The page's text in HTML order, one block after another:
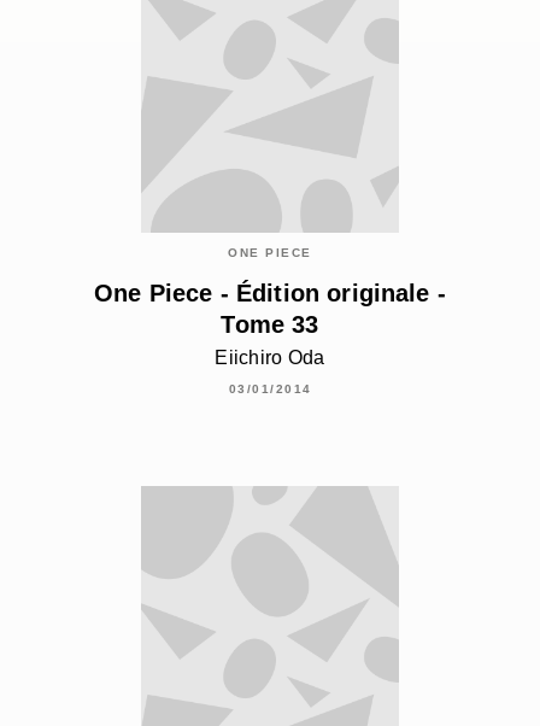
ONE PIECE
One Piece - Édition originale -
Tome 33
Eiichiro Oda
03/01/2014